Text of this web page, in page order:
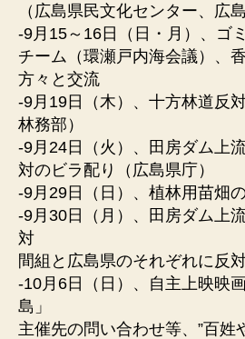
（広島県民文化センター、広
-9月15～16日（日・月）、ゴ
チーム（環瀬戸内海会議）、
方々と交流
-9月19日（木）、十方林道反
林務部）
-9月24日（火）、田房ダム上
対のビラ配り（広島県庁）
-9月29日（日）、植林用苗畑
-9月30日（月）、田房ダム上
対
間組と広島県のそれぞれに反
-10月6日（日）、自主上映映
島」
主催先の問い合わせ等、”百姓